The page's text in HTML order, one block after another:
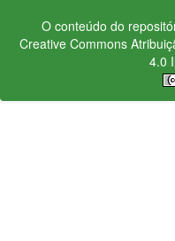
O conteúdo do
Creative Commons
4.0